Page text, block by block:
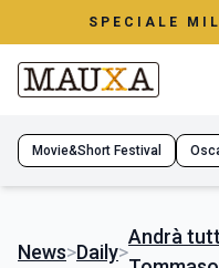
SPECIALE
Movie&Short Festival
News>Daily>
Andrà